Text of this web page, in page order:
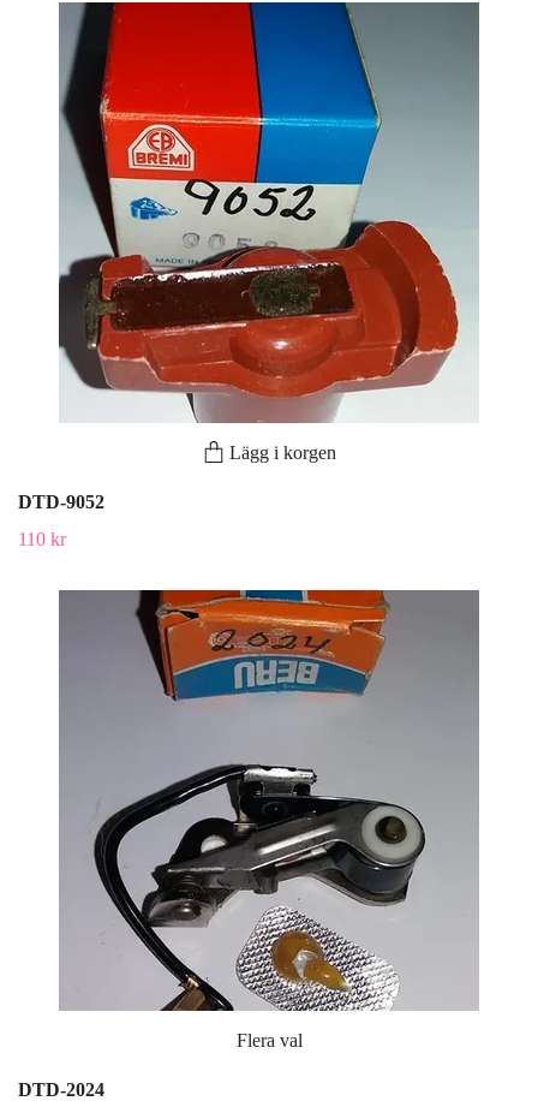
Lägg i korgen
DTD-9052
110 kr
Flera val
DTD-2024